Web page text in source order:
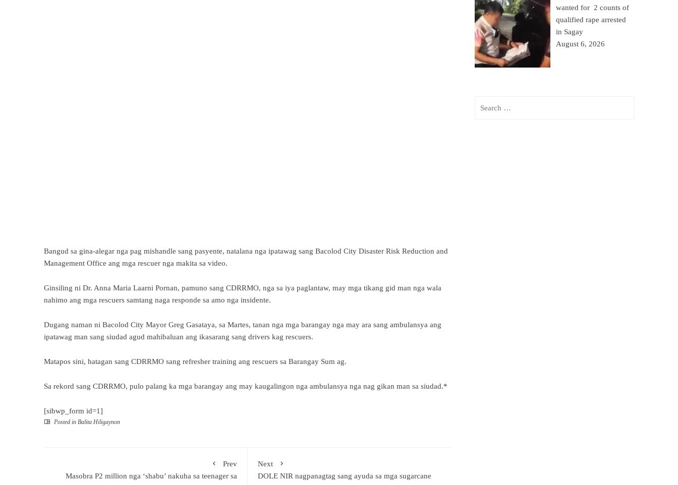
Bangud sa gina-alegar nga pag mishandle sang pasyente, natalana nga ipatawag sang Bacolod City Disaster Risk Reduction and
Management Office ang mga rescuer nga makita sa video.
Ginsiling ni Dr. Anna Maria Laarni Pornan, pamuno sang CDRRMO, nga sa iya paglantaw, may mga tikang gid man nga wala
nahimo ang mga rescuers samtang naga responde sa amo nga insidente.
Dugang naman ni Bacolod City Mayor Greg Gasataya, sa Martes, tanan nga mga barangay nga may ara sang ambulansya ang
ipatawag man sang siudad agud mahibaluan ang ikasarang sang drivers kag rescuers.
Matapos sini, hatagan sang CDRRMO sang refresher training ang rescuers sa Barangay Sum ag.
Sa rekord sang CDRRMO, pulo palang ka mga barangay ang may kaugalingon nga ambulansya nga nag gikan man sa siudad.*
[sibwp_form id=1]
Posted in Balita Hiligaynon
Prev
Masobra P2 million nga ‘shabu’ nakuha sa teenager sa
Next
DOLE NIR nagpanagtag sang ayuda sa mga sugarcane
wanted for 2 counts of
qualified rape arrested
in Sagay
August 6, 2026